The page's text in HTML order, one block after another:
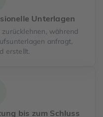
Unterlagen
während
anfragt,
erstellt.
bis zum Schluss